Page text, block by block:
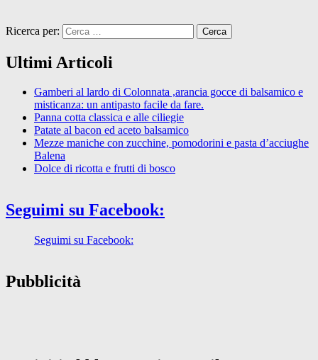
Ricerca per:
Ultimi Articoli
Gamberi al lardo di Colonnata ,arancia gocce di balsamico e
misticanza: un antipasto facile da fare.
Panna cotta classica e alle ciliegie
Patate al bacon ed aceto balsamico
Mezze maniche con zucchine, pomodorini e pasta d’acciughe
Balena
Dolce di ricotta e frutti di bosco
Seguimi su Facebook:
Seguimi su Facebook:
Pubblicità